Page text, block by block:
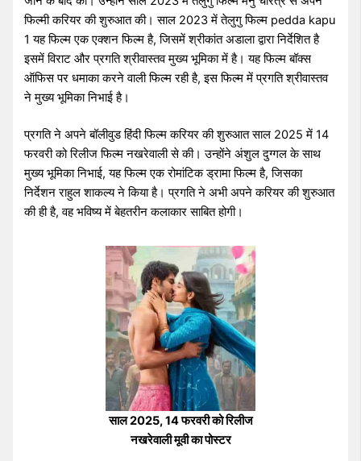
फिल्मी करियर की शुरुआत की। साल 2023 में तेलुगु फिल्म pedda kapu
1 यह फिल्म एक एक्शन फिल्म है, जिसमें श्रीकांत अडाला द्वारा निर्देशित है
इसमें विराट और प्रगति श्रीवास्तव मुख्य भूमिका में है। यह फिल्म बॉक्स
ऑफिस पर धमाका करने वाली फिल्म रही है, इस फिल्म में प्रगति श्रीवास्तव
ने मुख्य भूमिका निभाई है।
प्रगति ने अपने बॉलीवुड हिंदी फिल्म करियर की शुरुआत साल 2025 में 14
फरवरी को रिलीज फिल्म नखरेवाली से की। उन्होंने अंशुल दुग्गल के साथ
मुख्य भूमिका निभाई, यह फिल्म एक रोमांटिक ड्रामा फिल्म है, जिसका
निर्देशन राहुल शाकल्य ने किया है। प्रगति ने अभी अपने करियर की शुरुआत
की ही है, वह भविष्य में बेहतरीन कलाकार साबित होगी।
साल 2025, 14 फरवरी को रिलीज
नखरेवाली मूवी का पोस्टर